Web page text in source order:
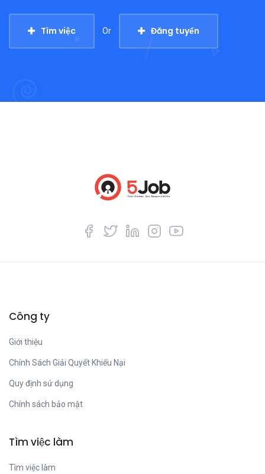
Tìm việc Or Đăng tuyển
Công ty
Giới thiệu
Chính Sách Giải Quyết Khiếu Nại
Quy định sử dụng
Chính sách bảo mật
Tìm việc làm
Tìm việc làm